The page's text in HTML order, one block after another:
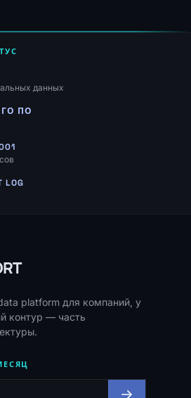
данных
ПО
LOG
platform для компаний, у
контур — часть